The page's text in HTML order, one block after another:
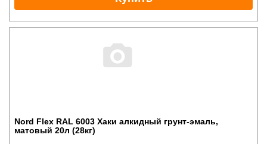
Nord Flex RAL 6003 Хаки алкидный грунт-эмаль,
матовый 20л (28кг)